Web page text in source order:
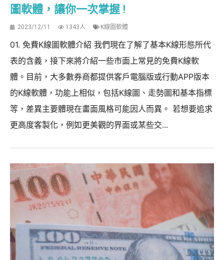
圖軟體，讓你一次掌握 !
2023/12/11 1343人 K線圖軟體
01. 免費K線圖軟體介紹 我們現在了解了基本K線形態所代
表的含義，接下來將介紹一些市面上常見的免費K線軟
體。目前，大多數券商都提供客戶電腦版或行動APP版本
的K線軟體，功能上相似，包括K線圖、走勢圖和基本指標
等，差異主要體現在畫面風格可能因人而異。 若想要追求
更高度客製化，例如更美觀的界面或某些交...